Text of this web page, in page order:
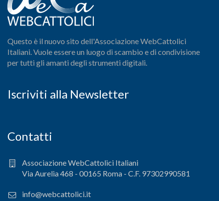
Questo è il nuovo sito dell'Associazione WebCattolici
Italiani. Vuole essere un luogo di scambio e di condivisione
per tutti gli amanti degli strumenti digitali.
Iscriviti alla Newsletter
Contatti
Associazione WebCattolici Italiani
Via Aurelia 468 - 00165 Roma - C.F. 97302990581
info@webcattolici.it